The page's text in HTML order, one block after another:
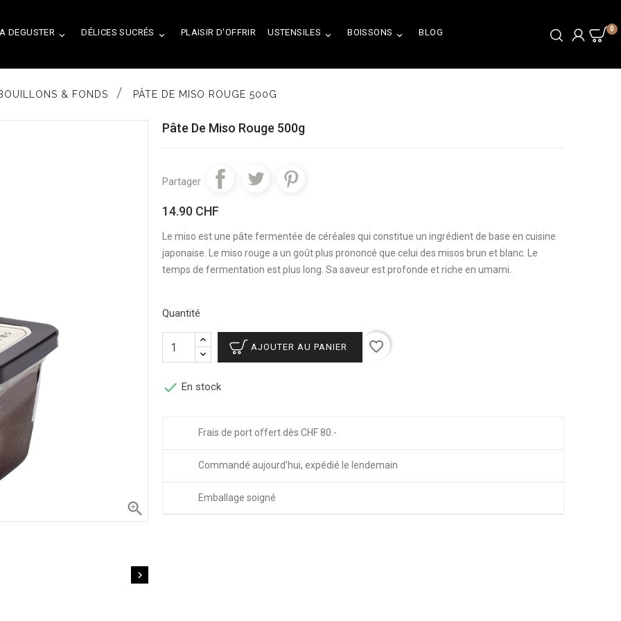
0

A DEGUSTER 
DÉLICES SUCRÉS PLAISIR D'OFFRIR 
USTENSILES 
BOISSONS BLOG
& FONDS PÂTE DE MISO ROUGE 500G


Pâte De Miso Rouge 500g
Partager
14.90 CHF
Le miso est une pâte fermentée de céréales qui constitue un ingrédient de base en cuisine
japonaise. Le miso rouge a un goût plus prononcé que celui des misos brun et blanc. Le
temps de fermentation est plus long. Sa saveur est profonde et riche en umami.
Quantité
AJOUTER AU PANIER favorite_border
 En stock
Frais de port offert dès CHF 80.-
Commandé aujourd'hui, expédié le lendemain
Emballage soigné